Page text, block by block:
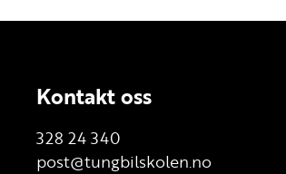
Kontakt oss
328 24 340
post@tungbilskolen.no